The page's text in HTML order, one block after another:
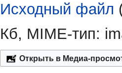
Исходный файл
Кб, MIME-тип:
Открыть в Медиа-